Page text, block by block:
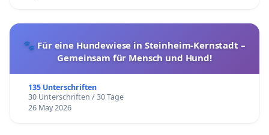
🐾 Für eine Hundewiese in Steinheim-Kernstadt –
Gemeinsam für Mensch und Hund!
135 Unterschriften
30 Unterschriften / 30 Tage
26 May 2026